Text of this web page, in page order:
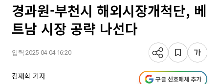
경과원-부천시 해외시장개척단, 베
트남 시장 공략 나선다
입력 2025-04-04 16:20
김재학 기자 구글 선호매체 추가